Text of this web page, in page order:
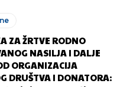
ZA ŽRTVE RODNO
NASILJA I DALJE
ORGANIZACIJA
DRUŠTVA I DONATORA: